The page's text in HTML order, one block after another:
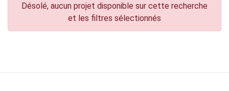
Désolé, aucun projet disponible sur cette recherche
et les filtres sélectionnés